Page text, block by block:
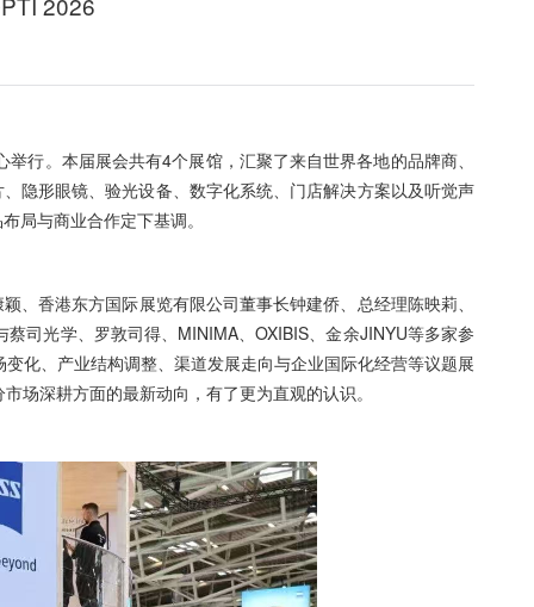
行。本届展会共有4个展馆，汇聚了来自世界各地的品牌商、
隐形眼镜、验光设备、数字化系统、门店解决方案以及听觉声
局与商业合作定下基调。
香港东方国际展览有限公司董事长钟建侨、总经理陈映莉、
司光学、罗敦司得、MINIMA、OXIBIS、金余JINYU等多家参
化、产业结构调整、渠道发展走向与企业国际化经营等议题展
场深耕方面的最新动向，有了更为直观的认识。